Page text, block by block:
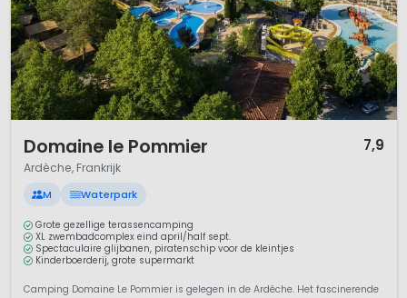
Domaine le Pommier 7,9
Ardèche, Frankrijk
M Waterpark
Grote gezellige terassencamping
XL zwembadcomplex eind april/half sept.
Spectaculaire glijbanen, piratenschip voor de kleintjes
Kinderboerderij, grote supermarkt
Camping Domaine Le Pommier is gelegen in de Ardèche. Het fascinerende